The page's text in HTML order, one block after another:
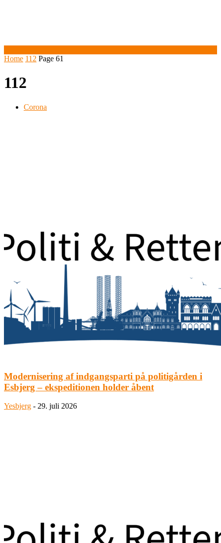
Home 112 Page 61
112
Corona
Modernisering af indgangsparti på politigården i
Esbjerg – ekspeditionen holder åbent
Yesbjerg - 29. juli 2026